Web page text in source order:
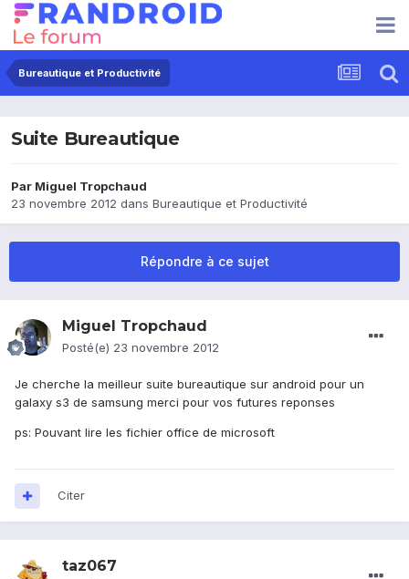
Bureautique et Productivité
Suite Bureautique
Par Miguel Tropchaud
23 novembre 2012 dans Bureautique et Productivité
Répondre à ce sujet
Miguel Tropchaud
Posté(e) 23 novembre 2012
Je cherche la meilleur suite bureautique sur android pour un
galaxy s3 de samsung merci pour vos futures reponses
ps: Pouvant lire les fichier office de microsoft
Citer
taz067